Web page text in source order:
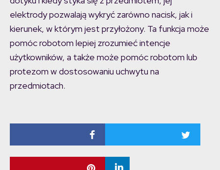
elektrody pozwalają wykryć zarówno nacisk, jak i
kierunek, w którym jest przyłożony. Ta funkcja może
pomóc robotom lepiej zrozumieć intencje
użytkowników, a także może pomóc robotom lub
protezom w dostosowaniu uchwytu na
przedmiotach.